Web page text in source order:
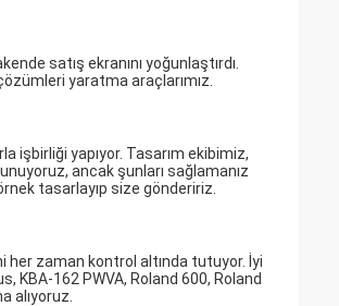
satış ekranını yoğunlaştırdı.
yaratma araçlarımız.
işbirliği yapıyor. Tasarım ekibimiz,
ancak şunları sağlamanız
tasarlayıp size göndeririz.
her zaman kontrol altında tutuyor. İyi
KBA-162 PWVA, Roland 600, Roland
alıyoruz.